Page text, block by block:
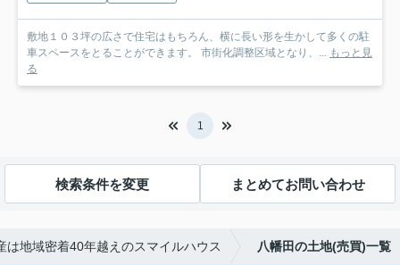
敷地１０３坪の広さで住宅はもちろん、横に長い形を生かして多くの駐
車スペースをとることができます。 市街化調整区域となり、... もっと見
る
1
検索条件を変更 まとめてお問い合わせ
は地域密着40年越えのスマイルハウス 八幡田の土地(売買)一覧